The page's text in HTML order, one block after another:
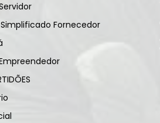
Fornecedor